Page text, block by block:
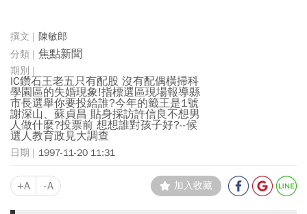
陳敏郎
焦點新聞
IC鑽石王老五只有配股 沒有配偶橫掃科
學園區的失婚現象!指標選區現場報導縣
市長選舉你要投給誰?今年的籤王是1號
謝深山、蘇貞昌 貼身採訪許信良不想男
人做什麼?投票前 想想誰對孩子好?--候
選人教育政見大調查
1997-11-20 11:31
+A -A 加入收藏